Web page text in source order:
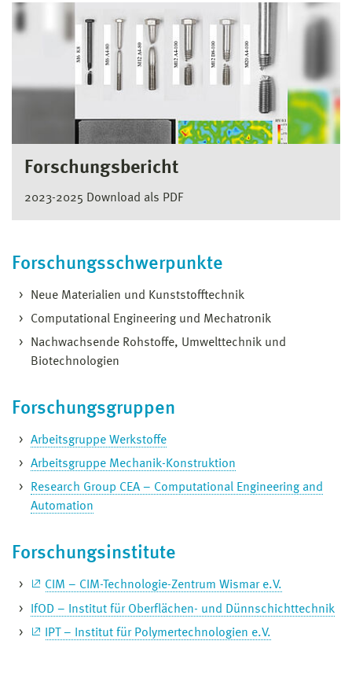
Forschungsbericht
2023-2025 Download als PDF
Forschungsschwerpunkte
Neue Materialien und Kunststofftechnik
Computational Engineering und Mechatronik
Nachwachsende Rohstoffe, Umwelttechnik und
Biotechnologien
Forschungsgruppen
Arbeitsgruppe Werkstoffe
Arbeitsgruppe Mechanik-Konstruktion
Research Group CEA – Computational Engineering and
Automation
Forschungsinstitute
CIM – CIM-Technologie-Zentrum Wismar e.V.
IfOD – Institut für Oberflächen- und Dünnschichttechnik
IPT – Institut für Polymertechnologien e.V.